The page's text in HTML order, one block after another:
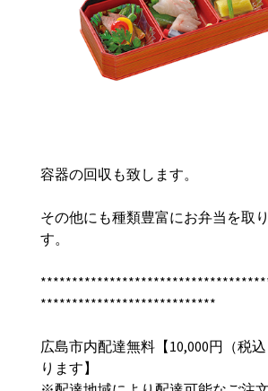
容器の回収も致します。
その他にも種類豊富にお弁当を取
す。
****************************
広島市内配達無料【10,000円（税
ります】